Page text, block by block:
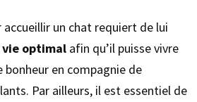
un chat requiert de lui
vie optimal afin qu’il puisse vivre
bonheur en compagnie de
Par ailleurs, il est essentiel de